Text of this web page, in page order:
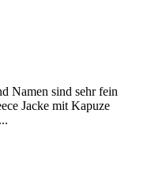
Namen sind sehr fein
Jacke mit Kapuze